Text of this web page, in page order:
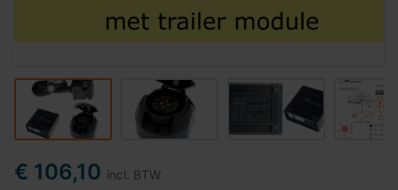
€ 106,10 incl. BTW